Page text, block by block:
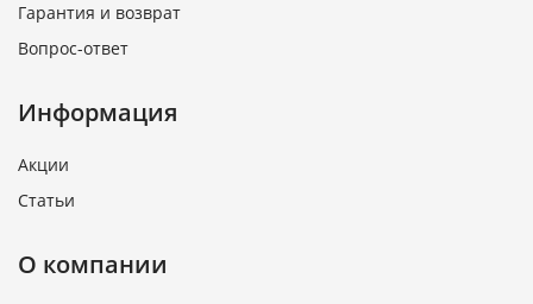
Гарантия и возврат
Вопрос-ответ
Информация
Акции
Статьи
О компании